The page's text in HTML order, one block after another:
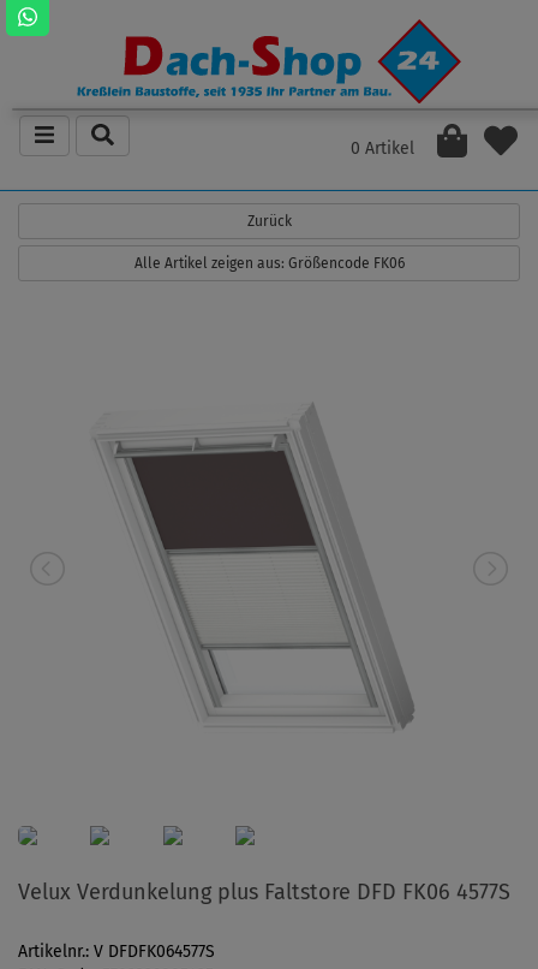
0 Artikel
Zurück
Alle Artikel zeigen aus: Größencode FK06
Velux Verdunkelung plus Faltstore DFD FK06 4577S
Artikelnr.: V DFDFK064577S